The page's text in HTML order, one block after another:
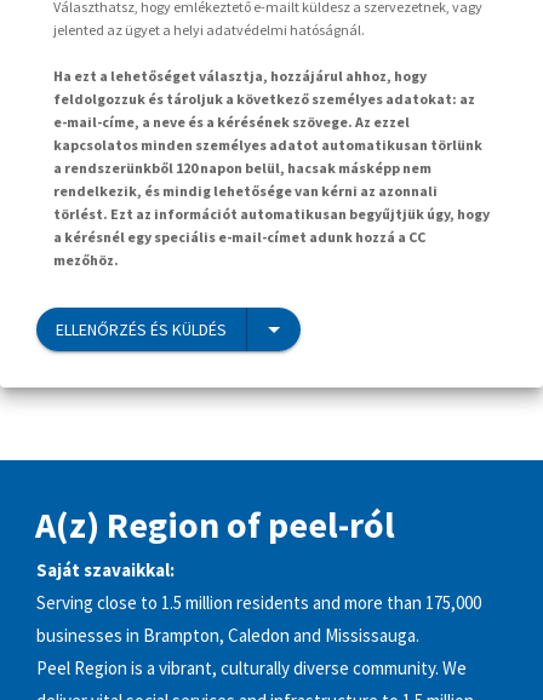
Választhatsz, hogy emlékeztető e-mailt küldesz a szervezetnek, vagy
jelented az ügyet a helyi adatvédelmi hatóságnál.
Ha ezt a lehetőséget választja, hozzájárul ahhoz, hogy
feldolgozzuk és tároljuk a következő személyes adatokat: az
e-mail-címe, a neve és a kérésének szövege. Az ezzel
kapcsolatos minden személyes adatot automatikusan törlünk
a rendszerünkből 120 napon belül, hacsak másképp nem
rendelkezik, és mindig lehetősége van kérni az azonnali
törlést. Ezt az információt automatikusan begyűjtjük úgy, hogy
a kérésnél egy speciális e-mail-címet adunk hozzá a CC
mezőhöz.
ELLENŐRZÉS ÉS KÜLDÉS
A(z) Region of peel-ról
Saját szavaikkal:
Serving close to 1.5 million residents and more than 175,000
businesses in Brampton, Caledon and Mississauga.
Peel Region is a vibrant, culturally diverse community. We